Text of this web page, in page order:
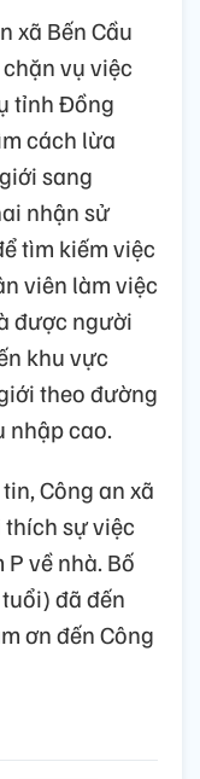
xã Bến Cầu
vụ việc
tỉnh Đồng
cách lừa
sang
nhận sử
tìm kiếm việc
viên làm việc
được người
khu vực
theo đường
nhập cao.
Công an xã
thích sự việc
về nhà. Bố
đã đến
ơn đến Công